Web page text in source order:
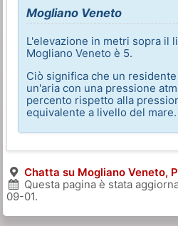
Mogliano Veneto
L'elevazione in metri sopra il
Mogliano Veneto è 5.
Ciò significa che un
un'aria con una pressione
percento rispetto alla
equivalente a livello del mare.
Chatta su Mogliano Veneto,
Questa pagina è stata
09-01.